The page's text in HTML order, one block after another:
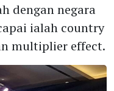
dengan negara
ialah country
multiplier effect.